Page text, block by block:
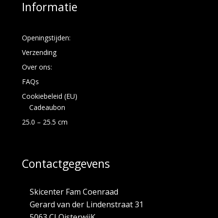
Informatie
Openingstijden:
Verzending
Over ons:
FAQs
Cookiebeleid (EU)
Cadeaubon
25.0 – 25.5 cm
Contactgegevens
Skicenter Fam Coenraad
Gerard van der Lindenstraat 31